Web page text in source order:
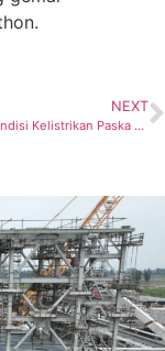
NEXT
PLN Sebut Kondisi Kelistrikan Paska Gempa Tuban Aman dan Tidak Terdampak